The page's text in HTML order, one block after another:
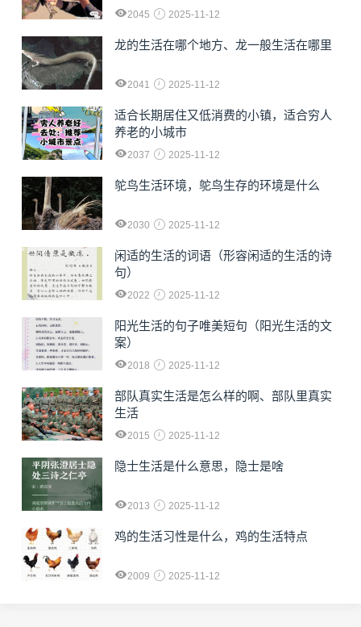
2045 2025-11-12
龙的生活在哪个地方、龙一般生活在哪里
2041 2025-11-12
适合长期居住又低消费的小镇，适合穷人
养老的小城市
2037 2025-11-12
鸵鸟生活环境，鸵鸟生存的环境是什么
2030 2025-11-12
闲适的生活的词语（形容闲适的生活的诗
句）
2022 2025-11-12
阳光生活的句子唯美短句（阳光生活的文
案）
2018 2025-11-12
部队真实生活是怎么样的啊、部队里真实
生活
2015 2025-11-12
隐士生活是什么意思，隐士是啥
2013 2025-11-12
鸡的生活习性是什么，鸡的生活特点
2009 2025-11-12